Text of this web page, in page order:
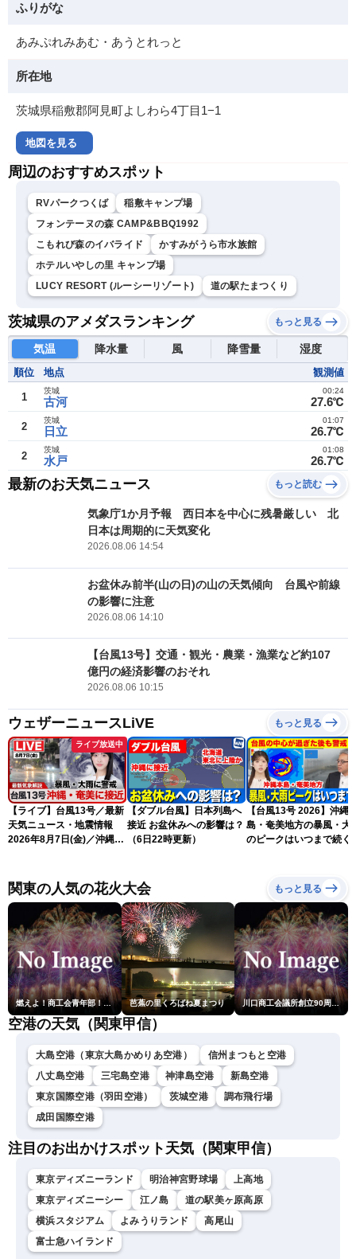
ふりがな
あみぷれみあむ・あうとれっと
所在地
茨城県稲敷郡阿見町よしわら4丁目1−1
地図を見る
周辺のおすすめスポット
RVパークつくば
稲敷キャンプ場
フォンテーヌの森 CAMP&BBQ1992
こもれび森のイバライド
かすみがうら市水族館
ホテルいやしの里 キャンプ場
LUCY RESORT (ルーシーリゾート)
道の駅たまつくり
茨城県のアメダスランキング もっと見る
気温 降水量 風 降雪量 湿度
順位 地点 観測値
1 古河
茨城
27.6℃
00:24
2 日立
茨城
26.7℃
01:07
2 水戸
茨城
26.7℃
01:08
最新のお天気ニュース もっと読む
気象庁1か月予報 西日本を中心に残暑厳しい 北
日本は周期的に天気変化
2026.08.06 14:54
お盆休み前半(山の日)の山の天気傾向 台風や前線
の影響に注意
2026.08.06 14:10
【台風13号】交通・観光・農業・漁業など約107
億円の経済影響のおそれ
2026.08.06 10:15
ウェザーニュースLiVE もっと見る
ライブ放送中
【ライブ】台風13号／最新
天気ニュース・地震情報
2026年8月7日(金)／沖縄・
スLiVEモーニング・松本真
央／有賀哲夫〉
【ダブル台風】日本列島へ
接近 お盆休みへの影響は？
（6日22時更新）
【台風13号 2026】沖縄
島・奄美地方の暴風・大
のピークはいつまで続く
関東の人気の花火大会 もっと見る
燃えよ！商工会青年部！！第23回こうのす花火大会 芭蕉の里くろばね夏まつり 川口商工会議所創立90周年・青年部40周年・女性会30周年記念 第6回川口花火大会
空港の天気（関東甲信）
大島空港（東京大島かめりあ空港）
信州まつもと空港
八丈島空港
三宅島空港 神津島空港
新島空港
東京国際空港（羽田空港）
茨城空港
調布飛行場
成田国際空港
注目のお出かけスポット天気（関東甲信）
東京ディズニーランド 明治神宮野球場
上高地
東京ディズニーシー
江ノ島
道の駅美ヶ原高原
横浜スタジアム
よみうりランド
高尾山
富士急ハイランド